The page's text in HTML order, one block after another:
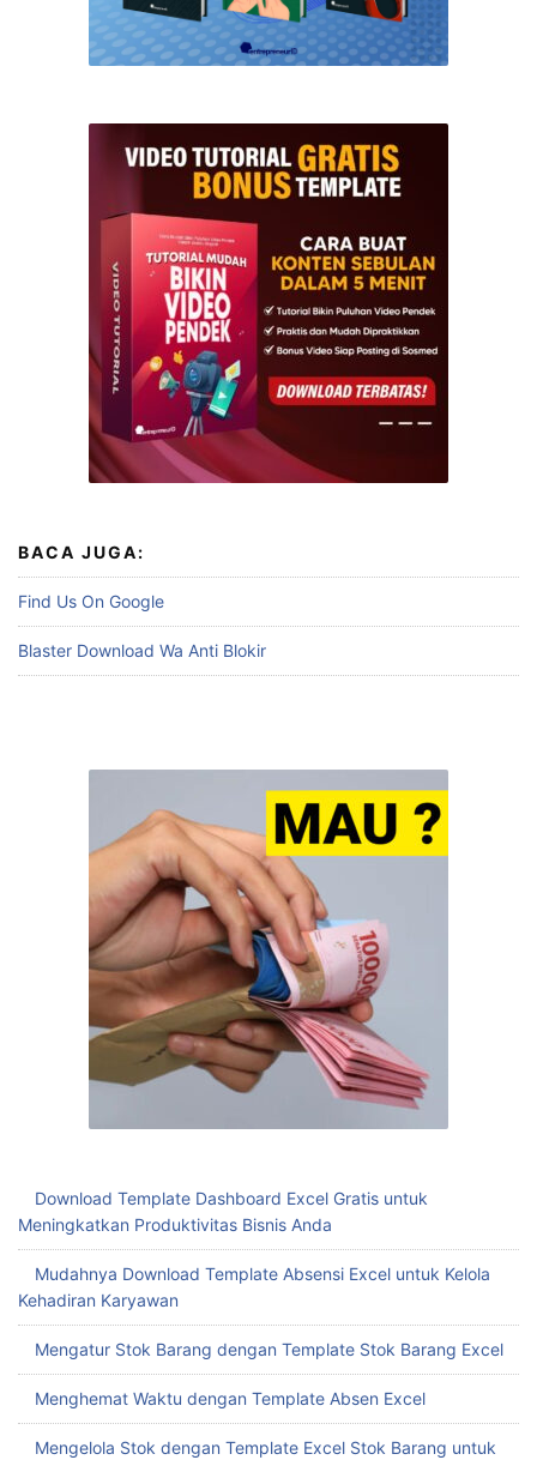
BACA JUGA:
Find Us On Google
Blaster Download Wa Anti Blokir
Download Template Dashboard Excel Gratis untuk
Meningkatkan Produktivitas Bisnis Anda
Mudahnya Download Template Absensi Excel untuk Kelola
Kehadiran Karyawan
Mengatur Stok Barang dengan Template Stok Barang Excel
Menghemat Waktu dengan Template Absen Excel
Mengelola Stok dengan Template Excel Stok Barang untuk